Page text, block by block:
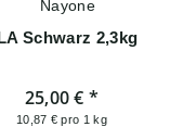
Schwarz 2,3kg
25,00 €*
10,87 € pro 1 kg